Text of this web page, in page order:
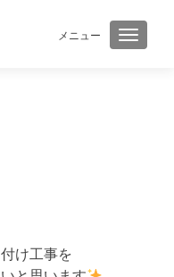
メニュー ナビゲ
け工事を